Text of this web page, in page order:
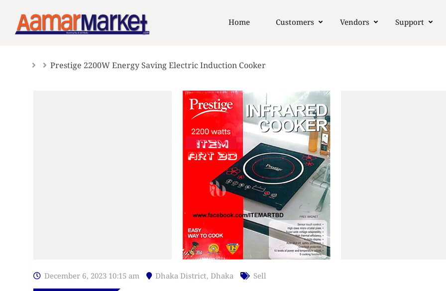
content
Home Customers Vendors Support
Prestige 2200W Energy Saving Electric Induction Cooker
December 6, 2023 10:15 am Dhaka District, Dhaka Sell